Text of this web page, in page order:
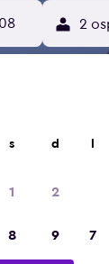
2
s d
1 2
8 9 7